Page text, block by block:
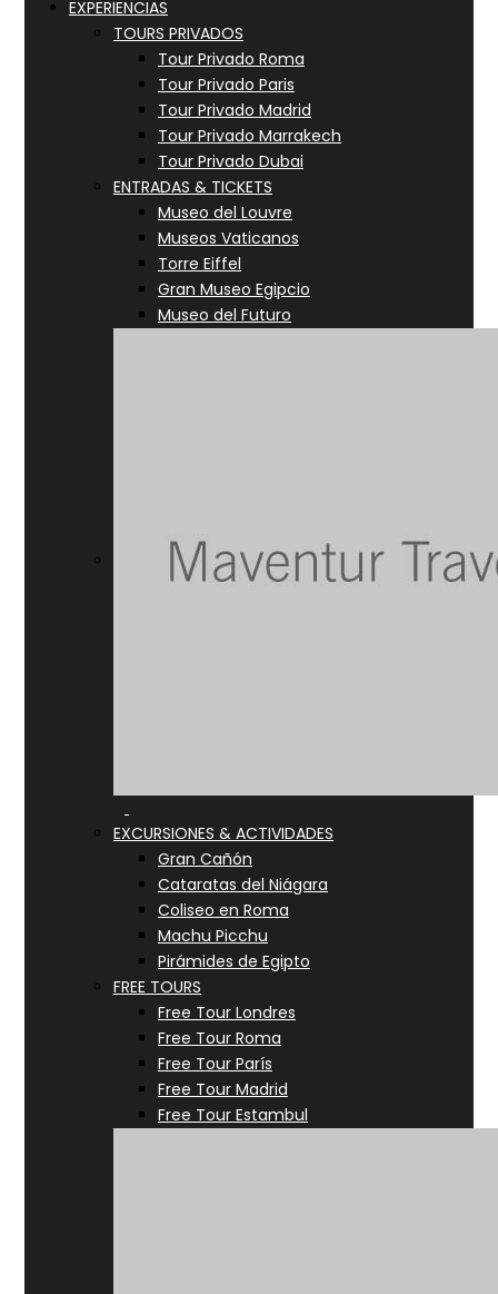
EXPERIENCIAS
TOURS PRIVADOS
Tour Privado Roma
Tour Privado Paris
Tour Privado Madrid
Tour Privado Marrakech
Tour Privado Dubai
ENTRADAS & TICKETS
Museo del Louvre
Museos Vaticanos
Torre Eiffel
Gran Museo Egipcio
Museo del Futuro
EXCURSIONES & ACTIVIDADES
Gran Cañón
Cataratas del Niágara
Coliseo en Roma
Machu Picchu
Pirámides de Egipto
FREE TOURS
Free Tour Londres
Free Tour Roma
Free Tour París
Free Tour Madrid
Free Tour Estambul